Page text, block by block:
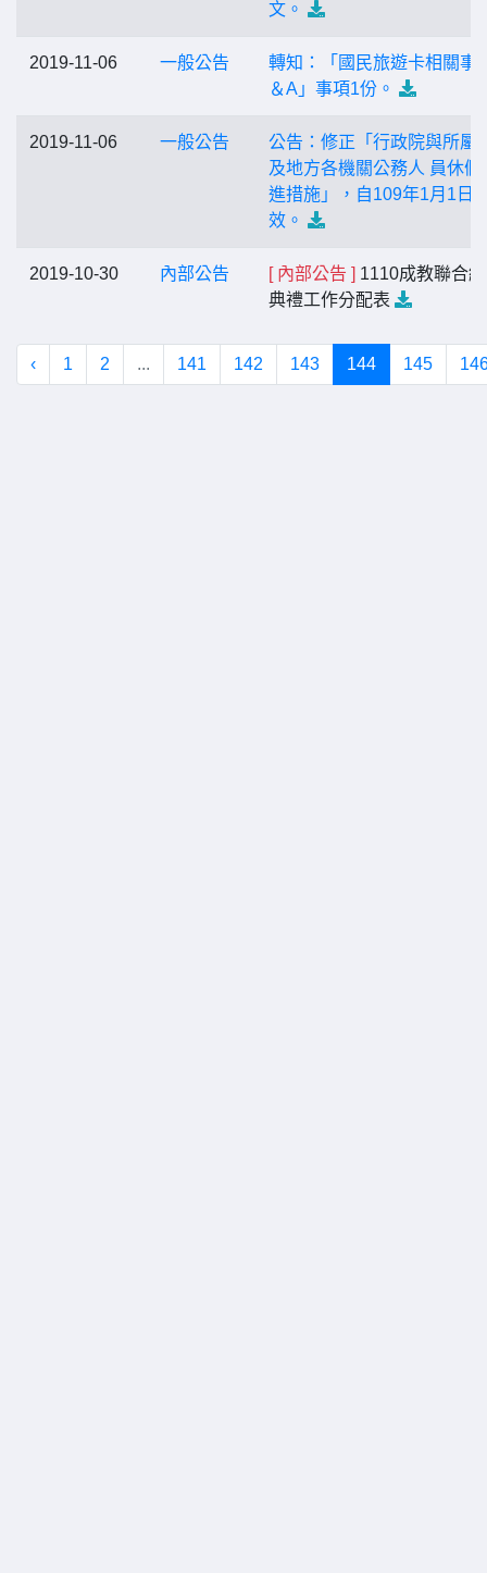
文。
2019-11-06 一般公告
轉知：「國民旅遊卡相關事
＆A」事項1份。
2019-11-06 一般公告
公告：修正「行政院與所屬
及地方各機關公務人 員休假
進措施」，自109年1月1日
效。
2019-10-30 內部公告 [ 內部公告 ] 1110成教聯合
典禮工作分配表
‹ 1 2 ... 141 142 143 144 145